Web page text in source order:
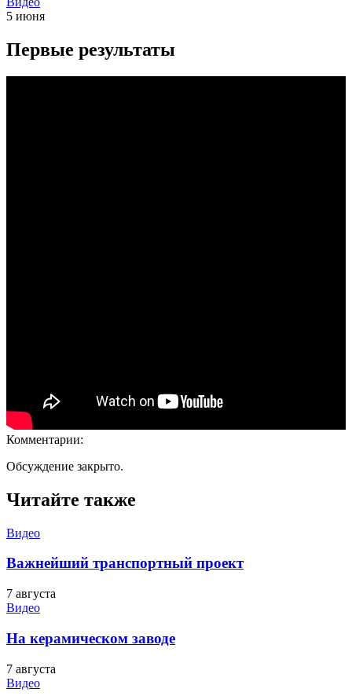
5 июня
Первые результаты
Комментарии:
Обсуждение закрыто.
Читайте также
Видео
Важнейший транспортный проект
7 августа
Видео
На керамическом заводе
7 августа
Видео